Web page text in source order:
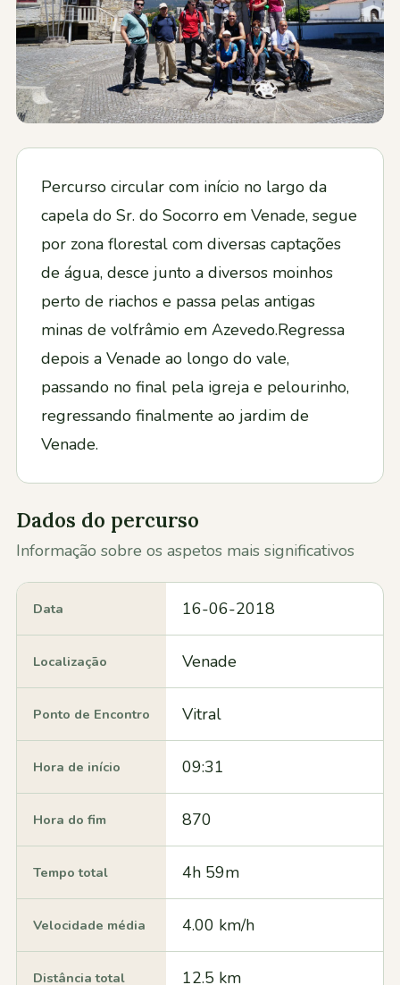
Percurso circular com início no largo da
capela do Sr. do Socorro em Venade, segue
por zona florestal com diversas captações
de água, desce junto a diversos moinhos
perto de riachos e passa pelas antigas
minas de volfrâmio em Azevedo.Regressa
depois a Venade ao longo do vale,
passando no final pela igreja e pelourinho,
regressando finalmente ao jardim de
Venade.
Dados do percurso
Informação sobre os aspetos mais significativos
Data 16-06-2018
Localização Venade
Ponto de Encontro Vitral
Hora de início 09:31
Hora do fim 870
Tempo total 4h 59m
Velocidade média 4.00 km/h
Distância total 12.5 km